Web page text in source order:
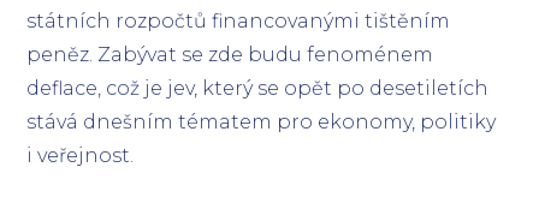
státních rozpočtů financovanými tištěním
peněz. Zabývat se zde budu fenoménem
deflace, což je jev, který se opět po desetiletích
stává dnešním tématem pro ekonomy, politiky
i veřejnost.